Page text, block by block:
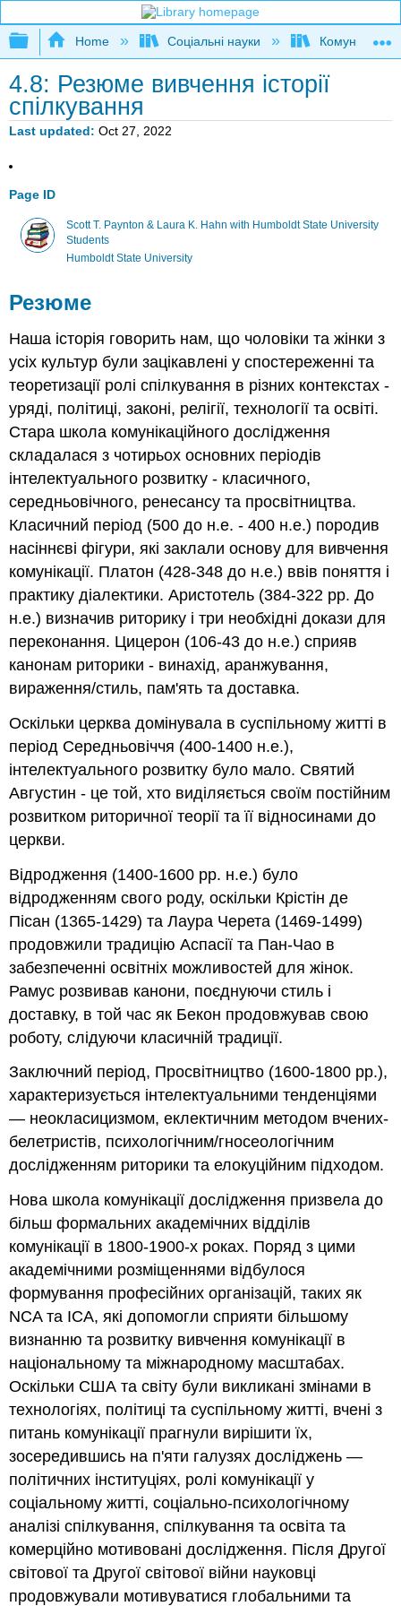
Expand/collapse global hierarchy
Home Соціальні науки
4.8: Резюме вивчення історії
спілкування
Last updated Oct 27, 2022
Page ID
Scott T. Paynton & Laura K. Hahn with Humboldt State University
Students
Humboldt State University
Резюме
Наша історія говорить нам, що чоловіки та жінки з
усіх культур були зацікавлені у спостереженні та
теоретизації ролі спілкування в різних контекстах -
уряді, політиці, законі, релігії, технології та освіті.
Стара школа комунікаційного дослідження
складалася з чотирьох основних періодів
інтелектуального розвитку - класичного,
середньовічного, ренесансу та просвітництва.
Класичний період (500 до н.е. - 400 н.е.) породив
насіннєві фігури, які заклали основу для вивчення
комунікації. Платон (428-348 до н.е.) ввів поняття і
практику діалектики. Аристотель (384-322 рр. До
н.е.) визначив риторику і три необхідні докази для
переконання. Цицерон (106-43 до н.е.) сприяв
канонам риторики - винахід, аранжування,
вираження/стиль, пам'ять та доставка.
Оскільки церква домінувала в суспільному житті в
період Середньовіччя (400-1400 н.е.),
інтелектуального розвитку було мало. Святий
Августин - це той, хто виділяється своїм постійним
розвитком риторичної теорії та її відносинами до
церкви.
Відродження (1400-1600 рр. н.е.) було
відродженням свого роду, оскільки Крістін де
Пісан (1365-1429) та Лаура Черета (1469-1499)
продовжили традицію Аспасії та Пан-Чао в
забезпеченні освітніх можливостей для жінок.
Рамус розвивав канони, поєднуючи стиль і
доставку, в той час як Бекон продовжував свою
роботу, слідуючи класичній традиції.
Заключний період, Просвітництво (1600-1800 рр.),
характеризується інтелектуальними тенденціями
— неокласицизмом, еклектичним методом вчених-
белетристів, психологічним/гносеологічним
дослідженням риторики та елокуційним підходом.
Нова школа комунікації дослідження призвела до
більш формальних академічних відділів
комунікації в 1800-1900-х роках. Поряд з цими
академічними розміщеннями відбулося
формування професійних організацій, таких як
NCA та ICA, які допомогли сприяти більшому
визнанню та розвитку вивчення комунікації в
національному та міжнародному масштабах.
Оскільки США та світу були викликані змінами в
технологіях, політиці та суспільному житті, вчені з
питань комунікації прагнули вирішити їх,
зосередившись на п'яти галузях досліджень —
політичних інституціях, ролі комунікації у
соціальному житті, соціально-психологічному
аналізі спілкування, спілкування та освіта та
комерційно мотивовані дослідження. Після Другої
світової та Другої світової війни науковці
продовжували мотивуватися глобальними та